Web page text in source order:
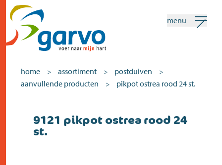
Zoeken
home
menu
home > assortiment > postduiven >
aanvullende producten > pikpot ostrea rood 24 st.
9121 pikpot ostrea rood 24
st.